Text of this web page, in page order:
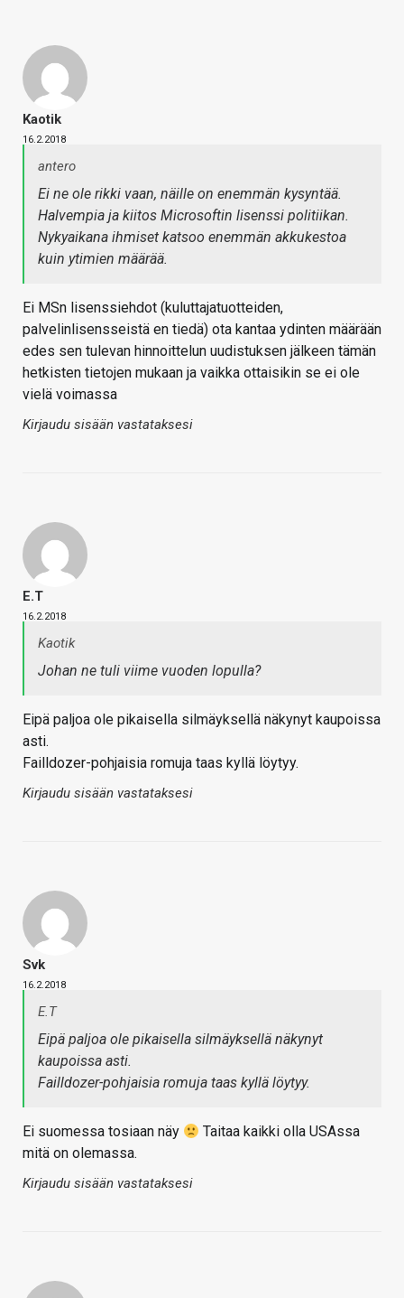
Kaotik
16.2.2018
antero
Ei ne ole rikki vaan, näille on enemmän kysyntää.
Halvempia ja kiitos Microsoftin lisenssi politiikan.
Nykyaikana ihmiset katsoo enemmän akkukestoa
kuin ytimien määrää.
Ei MSn lisenssiehdot (kuluttajatuotteiden,
palvelinlisensseistä en tiedä) ota kantaa ydinten määrään
edes sen tulevan hinnoittelun uudistuksen jälkeen tämän
hetkisten tietojen mukaan ja vaikka ottaisikin se ei ole
vielä voimassa
Kirjaudu sisään vastataksesi
E.T
16.2.2018
Kaotik
Johan ne tuli viime vuoden lopulla?
Eipä paljoa ole pikaisella silmäyksellä näkynyt kaupoissa
asti.
Failldozer-pohjaisia romuja taas kyllä löytyy.
Kirjaudu sisään vastataksesi
Svk
16.2.2018
E.T
Eipä paljoa ole pikaisella silmäyksellä näkynyt
kaupoissa asti.
Failldozer-pohjaisia romuja taas kyllä löytyy.
Ei suomessa tosiaan näy
Taitaa kaikki olla USAssa
mitä on olemassa.
Kirjaudu sisään vastataksesi